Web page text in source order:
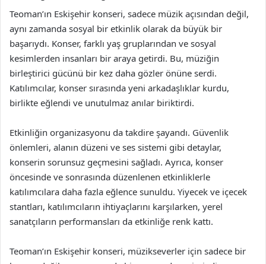
Teoman’ın Eskişehir konseri, sadece müzik açısından değil,
aynı zamanda sosyal bir etkinlik olarak da büyük bir
başarıydı. Konser, farklı yaş gruplarından ve sosyal
kesimlerden insanları bir araya getirdi. Bu, müziğin
birleştirici gücünü bir kez daha gözler önüne serdi.
Katılımcılar, konser sırasında yeni arkadaşlıklar kurdu,
birlikte eğlendi ve unutulmaz anılar biriktirdi.
Etkinliğin organizasyonu da takdire şayandı. Güvenlik
önlemleri, alanın düzeni ve ses sistemi gibi detaylar,
konserin sorunsuz geçmesini sağladı. Ayrıca, konser
öncesinde ve sonrasında düzenlenen etkinliklerle
katılımcılara daha fazla eğlence sunuldu. Yiyecek ve içecek
stantları, katılımcıların ihtiyaçlarını karşılarken, yerel
sanatçıların performansları da etkinliğe renk kattı.
Teoman’ın Eskişehir konseri, müzikseverler için sadece bir